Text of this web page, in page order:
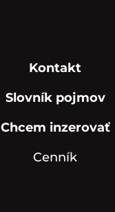
Kontakt
Slovník pojmov
Chcem inzerovať
Cenník